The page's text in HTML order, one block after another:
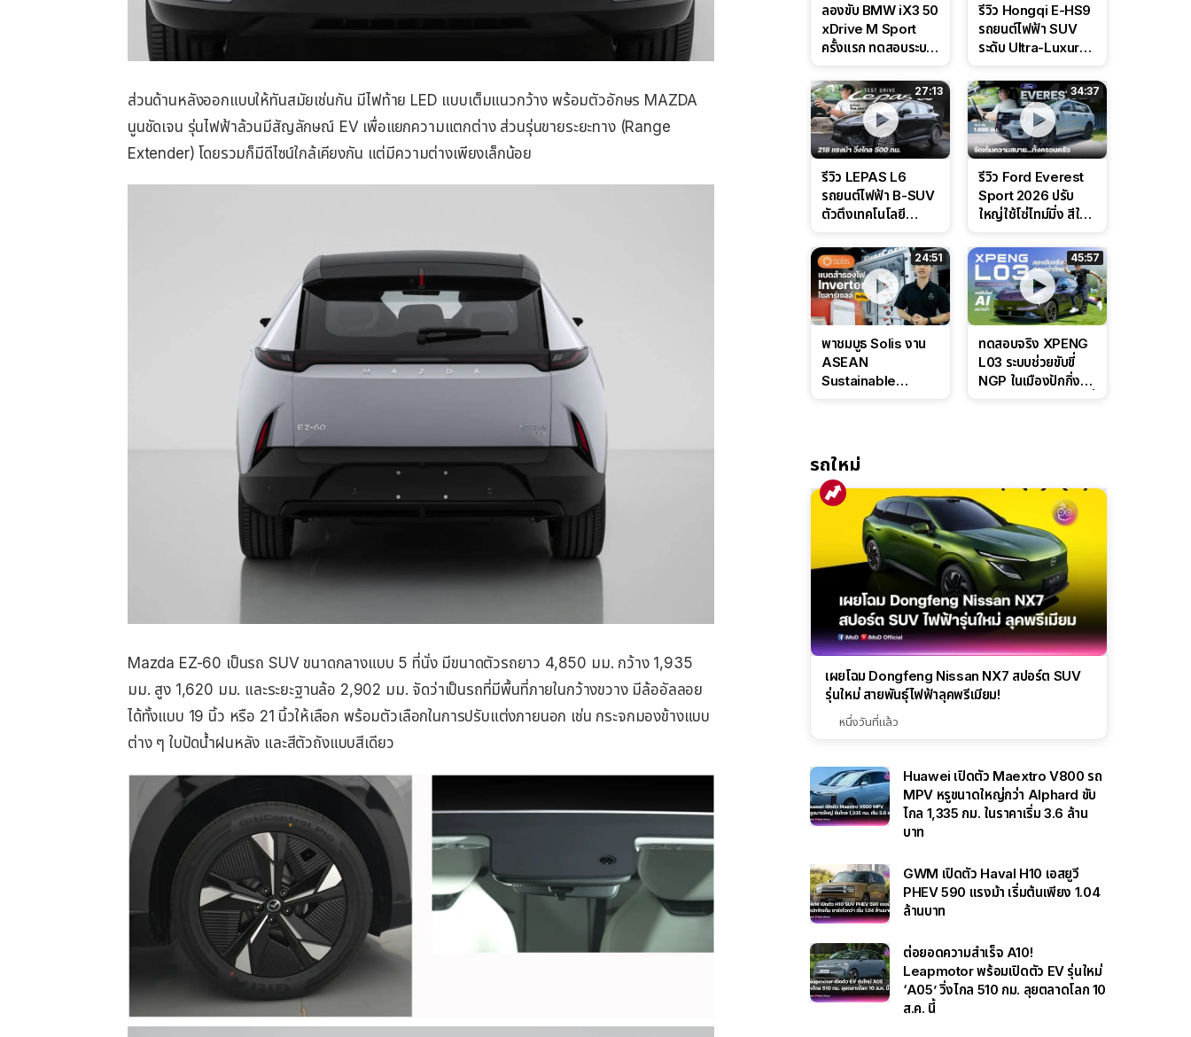
ส่วนด้านหลังออกแบบให้ทันสมัยเช่นกัน มีไฟท้าย LED แบบเต็มแนวกว้าง พร้อมตัวอักษร MAZDA
นูนชัดเจน รุ่นไฟฟ้าล้วนมีสัญลักษณ์ EV เพื่อแยกความแตกต่าง ส่วนรุ่นขายระยะทาง (Range
Extender) โดยรวมก็มีดีไซน์ใกล้เคียงกัน แต่มีความต่างเพียงเล็กน้อย
Mazda EZ-60 เป็นรถ SUV ขนาดกลางแบบ 5 ที่นั่ง มีขนาดตัวรถยาว 4,850 มม. กว้าง 1,935
มม. สูง 1,620 มม. และระยะฐานล้อ 2,902 มม. จัดว่าเป็นรถที่มีพื้นที่ภายในกว้างขวาง มีล้ออัลลอย
ได้ทั้งแบบ 19 นิ้ว หรือ 21 นิ้วให้เลือก พร้อมตัวเลือกในการปรับแต่งภายนอก เช่น กระจกมองข้างแบบ
ต่าง ๆ ใบปัดน้ำฝนหลัง และสีตัวถังแบบสีเดียว
ลองขับ BMW iX3 50
xDrive M Sport
ครั้งแรก ทดสอบระบบ
Performance แบบ
จัดเต็มในสนาม
รีวิว Hongqi E-HS9
รถยนต์ไฟฟ้า SUV
ระดับ Ultra-Luxury
CDC นุ่มหนึบเหนือ
ระดับ
27:13
รีวิว LEPAS L6
รถยนต์ไฟฟ้า B-SUV
ตัวตึงเทคโนโลยี
ล่างหนึบ ลุ้นราคา 7
แสนต้น
34:37
รีวิว Ford Everest
Sport 2026 ปรับ
ใหญ่ใช้โซ่ไทม์มิ่ง สีใหม่
ดุดันสไตล์ครอบครัว
สายลุย
24:51
พาชมบูธ Solis งาน
ASEAN
Sustainable
IntelliHouse และ
EverCORE โซลูชัน
ESS ครบวงจร
45:57
ทดสอบจริง XPENG
L03 ระบบช่วยขับขี่
NGP ในเมืองปักกิ่ง
รถใหม่
เผยโฉม Dongfeng Nissan NX7 สปอร์ต SUV
รุ่นใหม่ สายพันธุ์ไฟฟ้าลุคพรีเมียม!
หนึ่งวันที่แล้ว
Huawei เปิดตัว Maextro V800 รถ
MPV หรูขนาดใหญ่กว่า Alphard ขับ
ไกล 1,335 กม. ในราคาเริ่ม 3.6 ล้าน
บาท
GWM เปิดตัว Haval H10 เอสยูวี
PHEV 590 แรงม้า เริ่มต้นเพียง 1.04
ล้านบาท
ต่อยอดความสำเร็จ A10!
Leapmotor พร้อมเปิดตัว EV รุ่นใหม่
‘A05’ วิ่งไกล 510 กม. ลุยตลาดโลก 10
ส.ค. นี้